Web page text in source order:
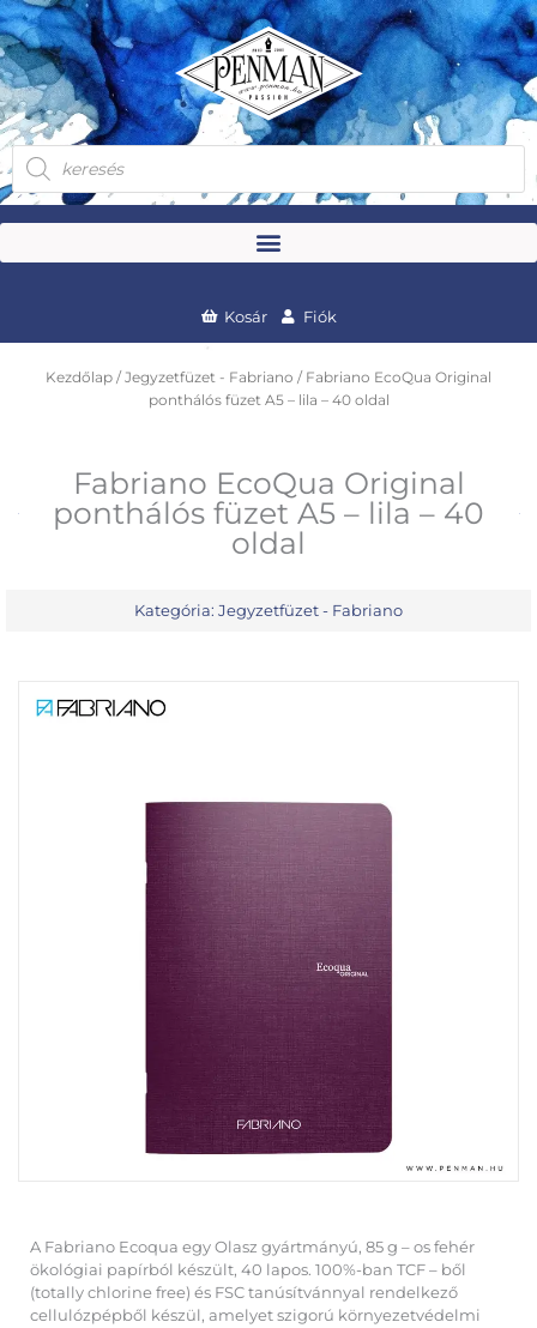
Skip
to
content
Products
search
Kosár Fiók
Kezdőlap /Jegyzetfüzet - Fabriano / Fabriano EcoQua Original
ponthálós füzet A5 – lila – 40 oldal
Fabriano EcoQua Original
ponthálós füzet A5 – lila – 40
oldal
Kategória: Jegyzetfüzet - Fabriano
A Fabriano Ecoqua egy Olasz gyártmányú, 85 g – os fehér
ökológiai papírból készült, 40 lapos. 100%-ban TCF – ből
(totally chlorine free) és FSC tanúsítvánnyal rendelkező
cellulózpépből készül, amelyet szigorú környezetvédelmi